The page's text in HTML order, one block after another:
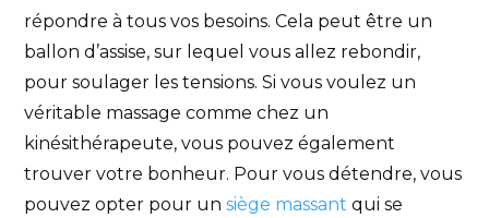
répondre à tous vos besoins. Cela peut être un
ballon d’assise, sur lequel vous allez rebondir,
pour soulager les tensions. Si vous voulez un
véritable massage comme chez un
kinésithérapeute, vous pouvez également
trouver votre bonheur. Pour vous détendre, vous
pouvez opter pour unsiège massant qui se